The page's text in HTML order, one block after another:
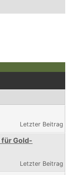
für Gold-